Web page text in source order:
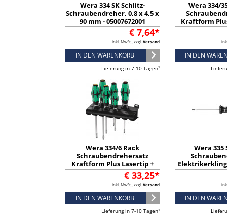
Wera 334 SK Schlitz-
Schraubendreher, 0,8 x 4,5 x
90 mm - 05007672001
€ 7,64*
inkl. MwSt., zzgl. Versand
IN DEN WARENKORB
Lieferung in 7-10 Tagen¹
Wera 334/
Kraftform
Rack, 6-teilig -
IN DEN
Wera 334/6 Rack
Schraubendrehersatz
Kraftform Plus Lasertip +
Rack, 6-teilig - 05105650001
€ 33,25*
inkl. MwSt., zzgl. Versand
IN DEN WARENKORB
Lieferung in 7-10 Tagen¹
Wera 335
60 mm -
IN DEN